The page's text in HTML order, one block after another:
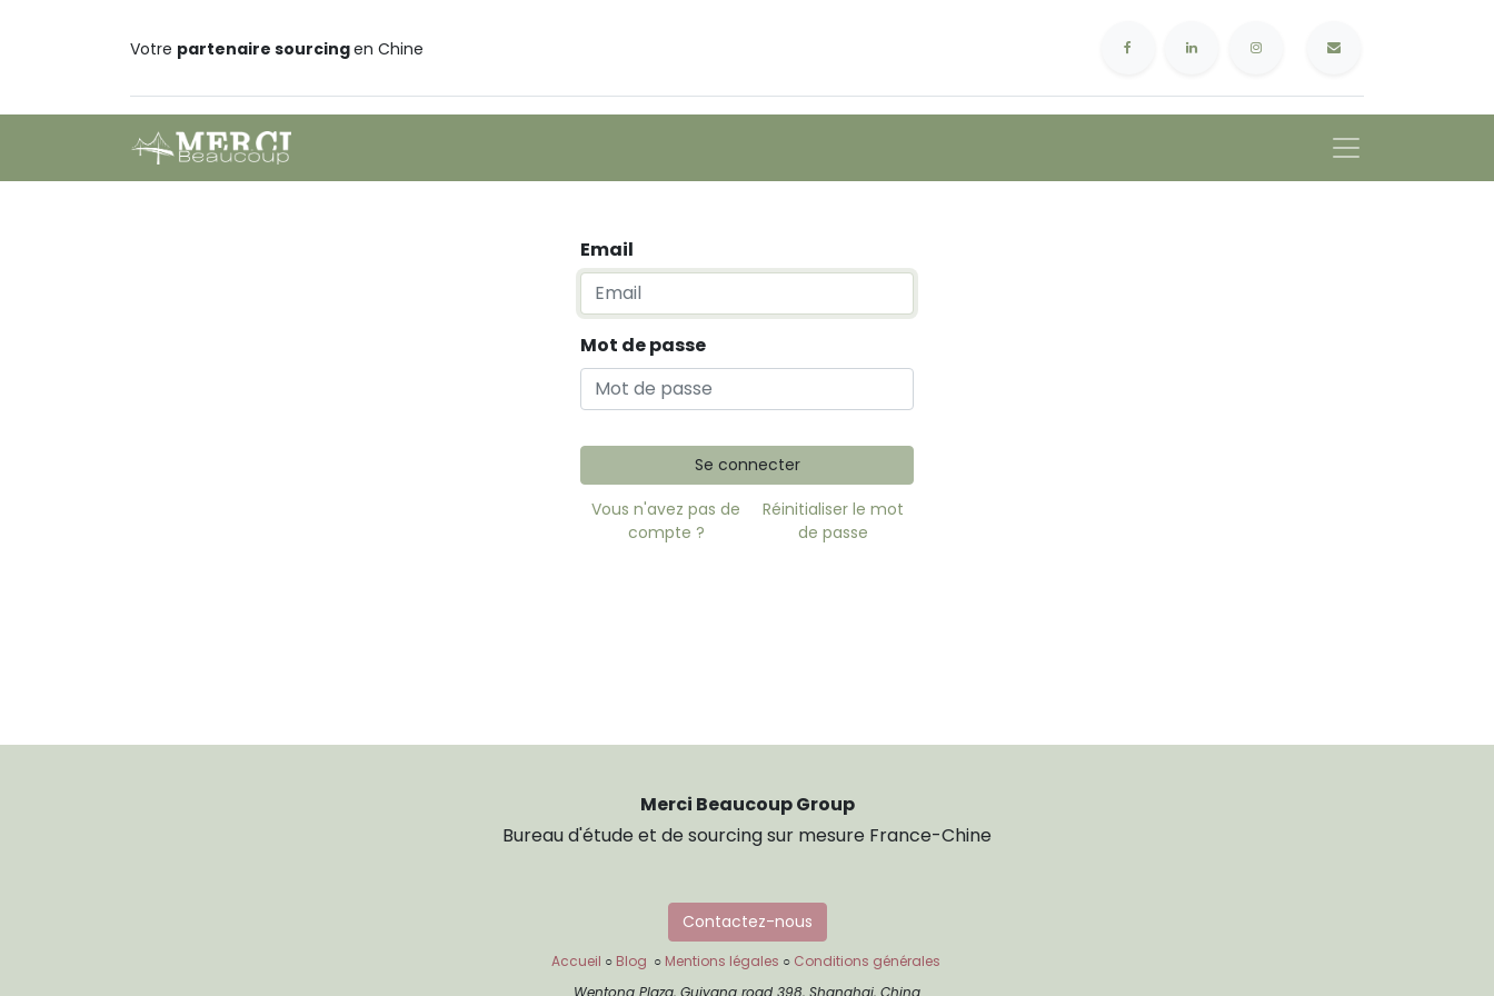
Votre partenaire sourcingen Chine
Email
Mot de passe
Se connecter
Vous n'avez pas de
compte ?
Réinitialiser le mot
de passe
Contactez-nous
Merci Beaucoup Group
Bureau d'étude et de sourcing sur mesure France-Chine
Accueil ○ Blog ○ Mentions légales ○ Conditions générales